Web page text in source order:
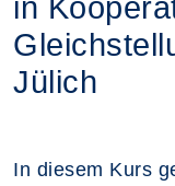
in
Jülich
In diesem Kurs